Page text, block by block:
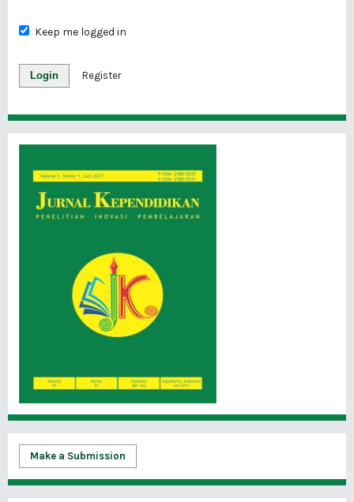
Keep me logged in
Login Register
Make a Submission